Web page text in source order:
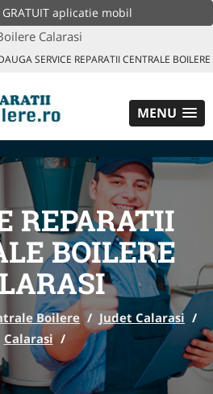
aplicatie mobil
Calarasi
SERVICE REPARATII CENTRALE BOILERE
MENU
REPARATII
BOILERE
Boilere / Judet Calarasi /
Calarasi /